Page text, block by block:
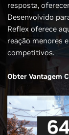
resposta,
Desenvolvido
Reflex oferece
reação menores
competitivos.
Obter Vantagem